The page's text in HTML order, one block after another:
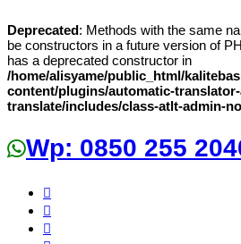
Deprecated: Methods with the same
be constructors in a future version of
has a deprecated constructor in
/home/alisyame/public_html/
content/plugins/automatic-
translate/includes/class-atlt-admin-
Wp: 0850 255